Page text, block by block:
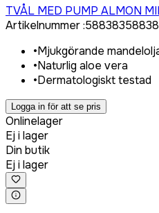
TVÅL MED PUMP ALMON
Artikelnummer:588383
•Mjukgörande
•Naturlig aloe vera
•Dermatologiskt testad
Logga in för att se pris
Onlinelager
Ej i lager
Din butik
Ej i lager